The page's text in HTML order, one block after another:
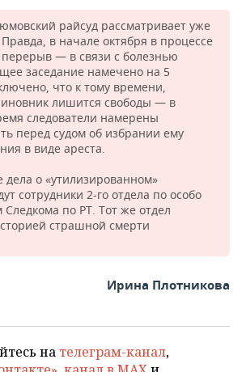
райсуд рассматривает уже
в начале октября в процессе
— в связи с болезнью
заседание намечено на 5
что к тому времени,
лишится свободы — в
следователи намерены
перед судом об избрании ему
в виде ареста.
дела о «утилизированном»
сотрудники 2-го отдела по особо
по РТ. Тот же отдел
страшной смерти
Ирина Плотникова
на телеграм-канал,